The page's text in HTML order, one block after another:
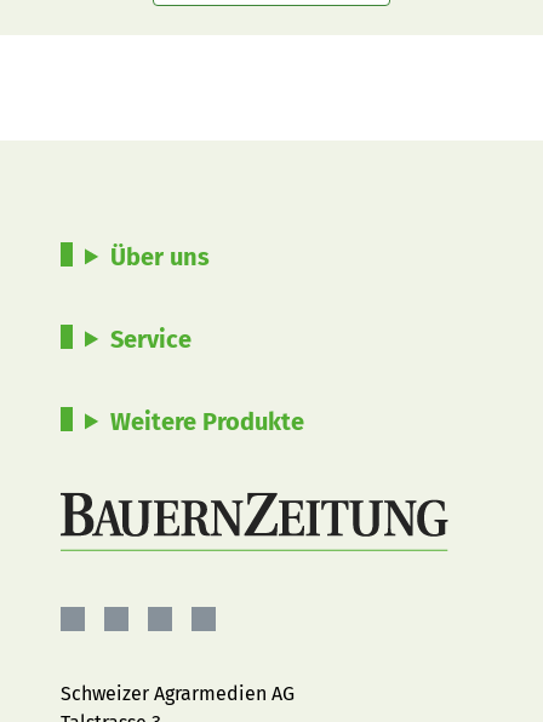
Über uns
Service
Weitere Produkte
Facebook
Instagram
YouTubeLinkedIn
Schweizer Agrarmedien AG